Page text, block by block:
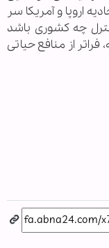
اروپا و آمریکا سر
چه کشوری باشد
از منافع حیاتی